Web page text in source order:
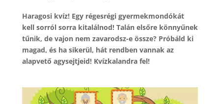
Haragosi kvíz! Egy régesrégi gyermekmondókát
kell sorról sorra kitalálnod! Talán elsőre könnyűnek
tűnik, de vajon nem zavarodsz-e össze? Próbáld ki
magad, és ha sikerül, hát rendben vannak az
alapvető agysejtjeid! Kvízkalandra fel!